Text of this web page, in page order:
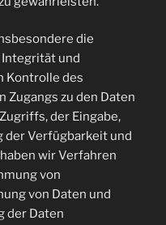
die
und
Kontrolle des
Zugangs zu den Daten
der Eingabe,
der Verfügbarkeit und
wir Verfahren
von
von Daten und
der Daten